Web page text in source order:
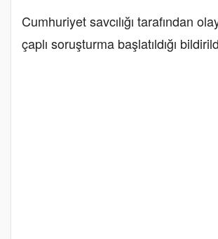
Cumhuriyet savcılığı tarafından
çaplı soruşturma başlatıldığı